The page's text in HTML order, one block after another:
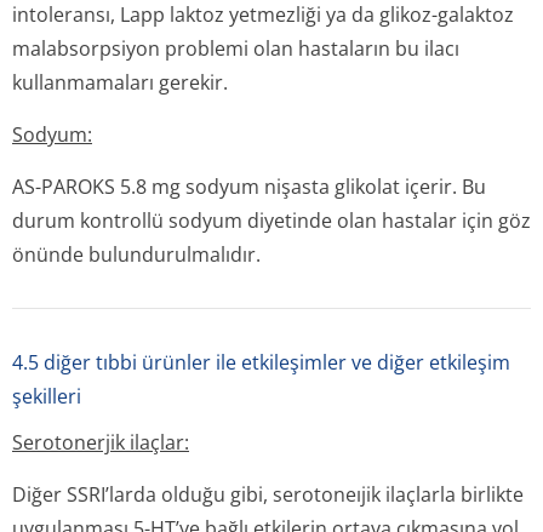
intoleransı, Lapp laktoz yetmezliği ya da glikoz-galaktoz
malabsorpsiyon problemi olan hastaların bu ilacı
kullanmamaları gerekir.
Sodyum:
AS-PAROKS 5.8 mg sodyum nişasta glikolat içerir. Bu
durum kontrollü sodyum diyetinde olan hastalar için göz
önünde bulundurulmalıdır.
4.5 diğer tıbbi ürünler ile etkileşimler ve diğer etkileşim
şekilleri
Serotonerjik ilaçlar:
Diğer SSRI’larda olduğu gibi, serotoneıjik ilaçlarla birlikte